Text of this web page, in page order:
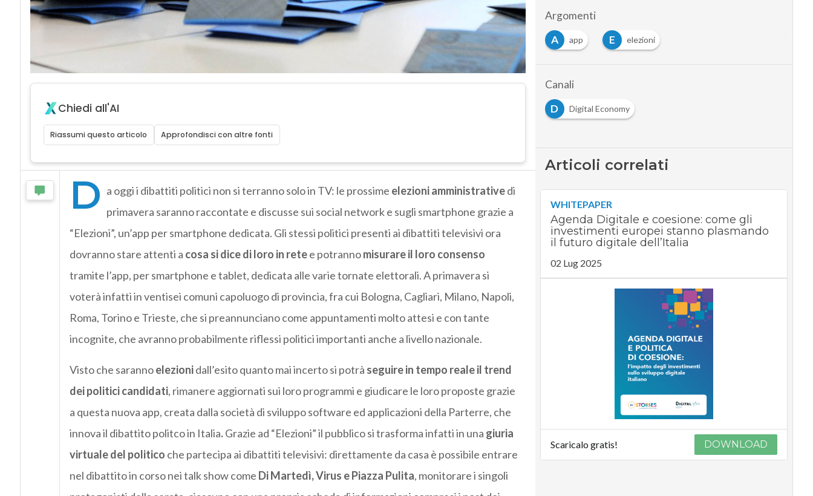
Chiedi all'AI
Riassumi questo articolo Approfondisci con altre fonti
D a oggi i dibattiti politici non si terranno solo in TV: le prossime elezioni amministrativedi
primavera saranno raccontate e discusse sui social network e sugli smartphone grazie a
“Elezioni”, un’app per smartphone dedicata. Gli stessi politici presenti ai dibattiti televisivi ora
dovranno stare attenti a cosa si dice di loro in retee potrannomisurare il loro consenso
tramite l’app, per smartphone e tablet, dedicata alle varie tornate elettorali. A primavera si
voterà infatti in ventisei comuni capoluogo di provincia, fra cui Bologna, Cagliari, Milano, Napoli,
Roma, Torino e Trieste, che si preannunciano come appuntamenti molto attesi e con tante
incognite, che avranno probabilmente riflessi politici importanti anche a livello nazionale.
Visto che sarannoelezionidall’esito quanto mai incerto si potrà seguire in tempo reale il trend
dei politici candidati, rimanere aggiornati sui loro programmi e giudicare le loro proposte grazie
a questa nuova app, creata dalla società di sviluppo software ed applicazioni della Parterre, che
innova il dibattito politco in Italia.Grazie ad “Elezioni” il pubblico si trasforma infatti in una giuria
virtuale del politico che partecipa ai dibattiti televisivi: direttamente da casa è possibile entrare
nel dibattito in corso nei talk show come Di Martedì, Virus e Piazza Pulita, monitorare i singoli
Argomenti
A
app E elezioni
Canali
D
Digital Economy
Articoli correlati
WHITEPAPER
Agenda Digitale e coesione: come gli
investimenti europei stanno plasmando
il futuro digitale dell’Italia
02 Lug 2025
Scaricalo gratis! DOWNLOAD